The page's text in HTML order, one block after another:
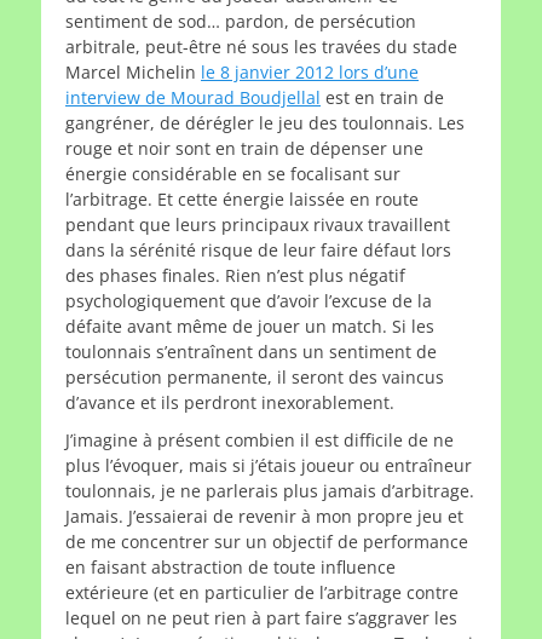
sentiment de sod… pardon, de persécution
arbitrale, peut-être né sous les travées du stade
Marcel Michelin le 8 janvier 2012 lors d’une
interview de Mourad Boudjellal est en train de
gangréner, de dérégler le jeu des toulonnais. Les
rouge et noir sont en train de dépenser une
énergie considérable en se focalisant sur
l’arbitrage. Et cette énergie laissée en route
pendant que leurs principaux rivaux travaillent
dans la sérénité risque de leur faire défaut lors
des phases finales. Rien n’est plus négatif
psychologiquement que d’avoir l’excuse de la
défaite avant même de jouer un match. Si les
toulonnais s’entraînent dans un sentiment de
persécution permanente, il seront des vaincus
d’avance et ils perdront inexorablement.
J’imagine à présent combien il est difficile de ne
plus l’évoquer, mais si j’étais joueur ou entraîneur
toulonnais, je ne parlerais plus jamais d’arbitrage.
Jamais. J’essaierai de revenir à mon propre jeu et
de me concentrer sur un objectif de performance
en faisant abstraction de toute influence
extérieure (et en particulier de l’arbitrage contre
lequel on ne peut rien à part faire s’aggraver les